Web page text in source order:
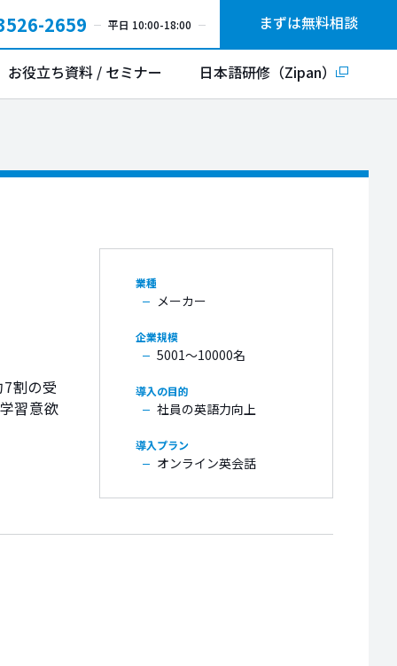
2659 平日 10:00-18:00 まずは無料相談
お役立ち資料 / セミナー 日本語研修（Zipan）
割の受
習意欲
メーカー
5001〜10000名
社員の英語力向上
オンライン英会話